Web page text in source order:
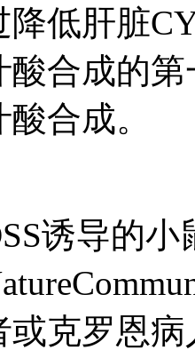
降低肝脏
酸合成的
合成。
诱导的
克罗恩病